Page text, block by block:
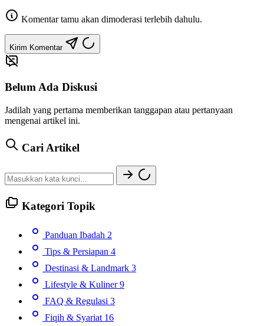
Komentar tamu akan dimoderasi terlebih dahulu.
Kirim Komentar
Belum Ada Diskusi
Jadilah yang pertama memberikan tanggapan atau pertanyaan
mengenai artikel ini.
Cari Artikel
Kategori Topik
Panduan Ibadah 2
Tips & Persiapan 4
Destinasi & Landmark 3
Lifestyle & Kuliner9
FAQ & Regulasi 3
Fiqih & Syariat 16